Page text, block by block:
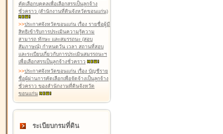
คัดเลือกบุคคลเพื่อเลือกสรรเป็นลูกจ้าง
ชั่วคราว (สำนักงานที่ดินจังหวัดขอนแก่น)
>>ประกาศจังหวัดขอนแก่น เรื่อง รายชื่อผู้มี
สิทธิเข้ารับการประเมินความรู้ความ
สามารถ ทักษะ และสมรรถนะ (สอบ
สัมภาษณ์) กำหนดวัน เวลา สถานที่สอบ
และระเบียบเกี่ยวกับการประเมินสมรรถนะฯ
เพื่อเลือกสรรเป็นลูกจ้างชั่วคราว
>>ประกาศจังหวัดขอนแก่น เรื่อง บัญชีราย
ชื่อผู้ผ่านการคัดเลือกเพื่อจัดจ้างเป็นลูกจ้าง
ชั่วคราว ของสำนักงานที่ดินจังหวัด
ขอนแก่น
ระเบียบกรมที่ดิน